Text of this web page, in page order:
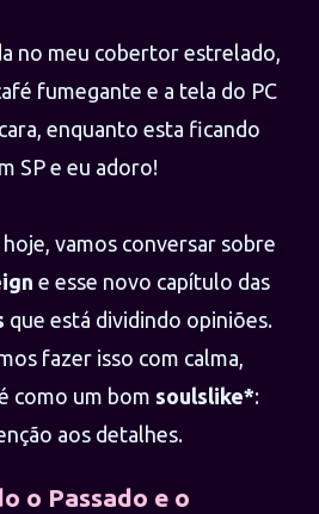
no meu cobertor estrelado,
fumegante e a tela do PC
enquanto esta ficando
SP e eu adoro!
vamos conversar sobre
e esse novo capítulo das
que está dividindo opiniões.
fazer isso com calma,
como um bom soulslike*:
aos detalhes.
o Passado e o